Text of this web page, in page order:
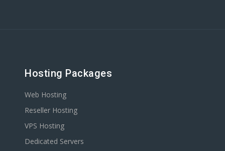
Hosting Packages
Web Hosting
Reseller Hosting
VPS Hosting
Dedicated Servers